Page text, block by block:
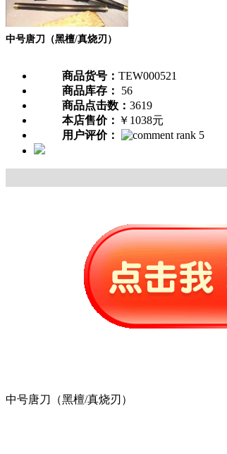
中号唐刀（黑檀/真烧刃）
商品货号： TEW000521
商品库存：
56
商品点击数： 3619
本店售价： ￥1038元
用户评价：
中号唐刀（黑檀/真烧刃）